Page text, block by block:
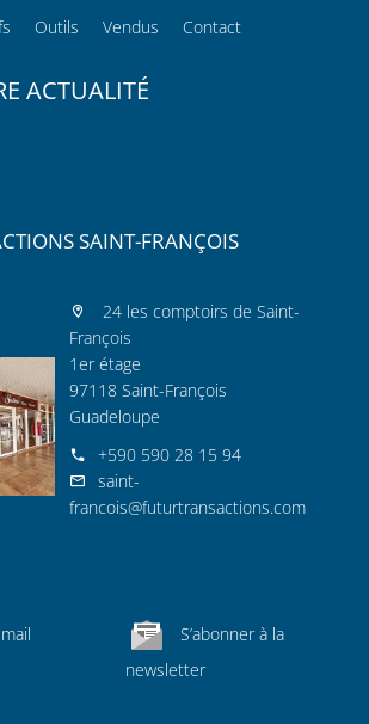
Outils Vendus Contact
ACTUALITÉ
SAINT-FRANÇOIS
24 les comptoirs de Saint-
François
1er étage
97118 Saint-François
Guadeloupe
+590 590 28 15 94
saint-
francois@futurtransactions.com
S’abonner à la
newsletter